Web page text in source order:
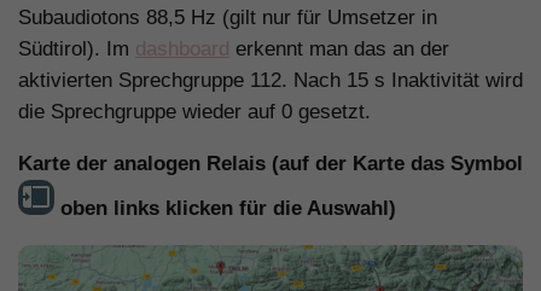
Subaudiotons 88,5 Hz (gilt nur für Umsetzer in
Südtirol). Im dashboard erkennt man das an der
aktivierten Sprechgruppe 112. Nach 15 s Inaktivität wird
die Sprechgruppe wieder auf 0 gesetzt.
Karte der analogen Relais (auf der Karte das Symbol
oben links klicken für die Auswahl)